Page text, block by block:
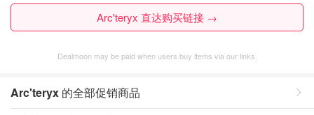
Arc'teryx 直达购买链接 →
Dealmoon may be paid when users buy items via our links.
Arc'teryx 的全部促销商品